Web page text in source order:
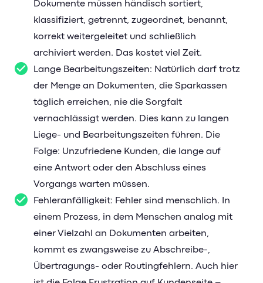
Dokumente müssen händisch sortiert,
klassifiziert, getrennt, zugeordnet, benannt,
korrekt weitergeleitet und schließlich
archiviert werden. Das kostet viel Zeit.
Lange Bearbeitungszeiten: Natürlich darf trotz
der Menge an Dokumenten, die Sparkassen
täglich erreichen, nie die Sorgfalt
vernachlässigt werden. Dies kann zu langen
Liege- und Bearbeitungszeiten führen. Die
Folge: Unzufriedene Kunden, die lange auf
eine Antwort oder den Abschluss eines
Vorgangs warten müssen.
Fehleranfälligkeit: Fehler sind menschlich. In
einem Prozess, in dem Menschen analog mit
einer Vielzahl an Dokumenten arbeiten,
kommt es zwangsweise zu Abschreibe-,
Übertragungs- oder Routingfehlern. Auch hier